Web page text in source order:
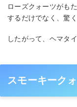
ローズクォーツがも
するだけでなく、驚
したがって、ヘマタ
スモーキーク